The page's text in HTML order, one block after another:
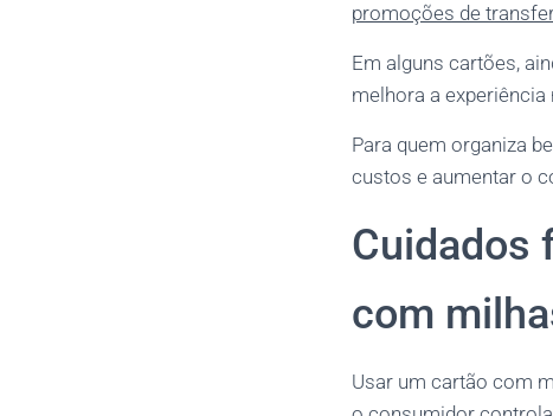
promoções de
Em alguns cartões,
melhora a
Para quem organiza
custos e aumentar o
Cuidados
com
Usar um cartão com